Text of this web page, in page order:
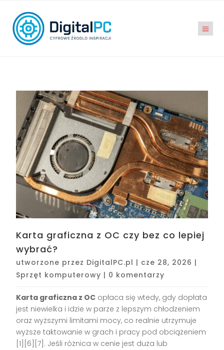
Karta graficzna z OC czy bez co lepiej
wybrać?
utworzone przez DigitalPC.pl | cze 28, 2026 |
Sprzęt komputerowy | 0 komentarzy
Karta graficzna z OC opłaca się wtedy, gdy dopłata
jest niewielka i idzie w parze z lepszym chłodzeniem
oraz wyższymi limitami mocy, co realnie utrzymuje
wyższe taktowanie w grach i pracy pod obciążeniem
[1][6][7]. Jeśli różnica w cenie jest duża lub